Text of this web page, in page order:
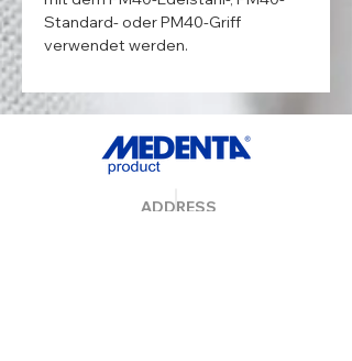
Standard- oder PM40-Griff
verwendet werden.
ADDRESS